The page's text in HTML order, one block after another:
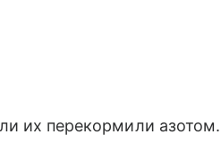
их перекормили